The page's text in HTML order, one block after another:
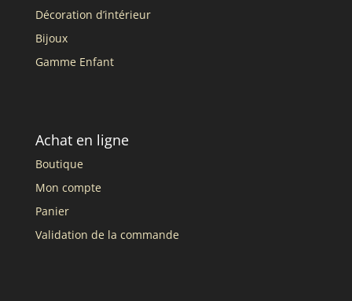
Décoration d’intérieur
Bijoux
Gamme Enfant
Achat en ligne
Boutique
Mon compte
Panier
Validation de la commande